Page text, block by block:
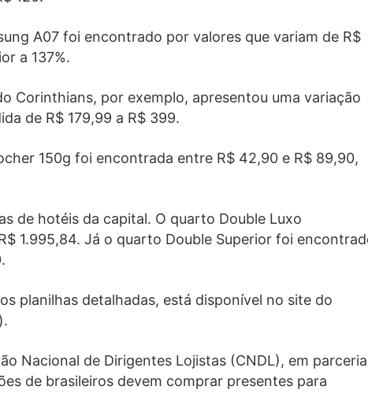
A07 foi encontrado por valores que variam de R$
a 137%.
Corinthians, por exemplo, apresentou uma variação
de R$ 179,99 a R$ 399.
150g foi encontrada entre R$ 42,90 e R$ 89,90,
de hotéis da capital. O quarto Double Luxo
1.995,84. Já o quarto Double Superior foi
planilhas detalhadas, está disponível no site do
).
Nacional de Dirigentes Lojistas (CNDL), em parceria
de brasileiros devem comprar presentes para